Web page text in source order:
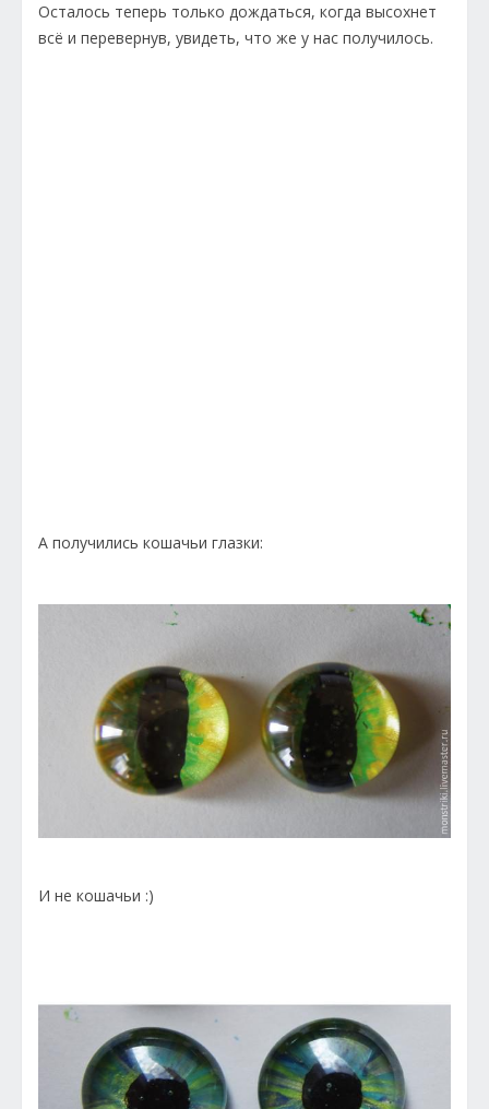
Осталось теперь только дождаться, когда высохнет
всё и перевернув, увидеть, что же у нас получилось.
А получились кошачьи глазки:
И не кошачьи :)